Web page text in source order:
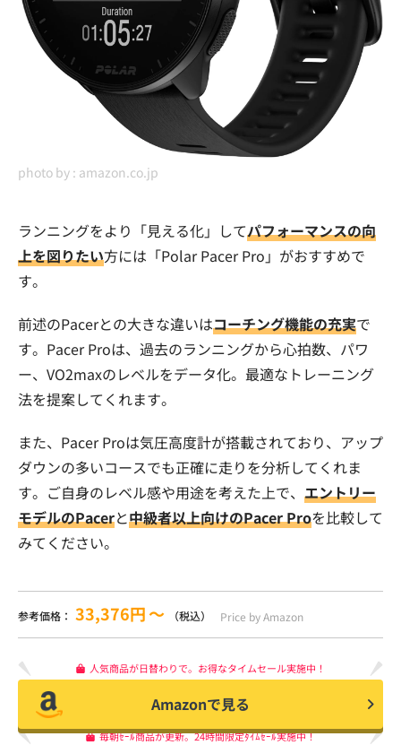
photo by : amazon.co.jp
ランニングをより「見える化」してパフォーマンスの向
上を図りたい方には「Polar Pacer Pro」がおすすめで
す。
前述のPacerとの大きな違いはコーチング機能の充実で
す。Pacer Proは、過去のランニングから心拍数、パワ
ー、VO2maxのレベルをデータ化。最適なトレーニング
法を提案してくれます。
また、Pacer Proは気圧高度計が搭載されており、アップ
ダウンの多いコースでも正確に走りを分析してくれま
す。ご自身のレベル感や用途を考えた上で、 エントリー
モデルのPacerと中級者以上向けのPacer Proを比較して
みてください。
参考価格： 33,376円〜 （税込） Price by Amazon
人気商品が日替わりで。お得なタイムセール実施中！
Amazonで見る
毎朝ｾｰﾙ商品が更新。24時間限定ﾀｲﾑｾｰﾙ実施中！